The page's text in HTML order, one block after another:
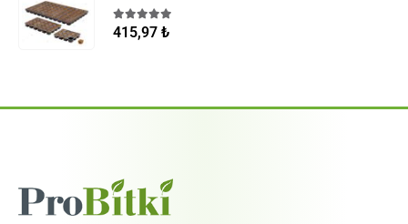
5.005 üzerinden
415,97 ₺